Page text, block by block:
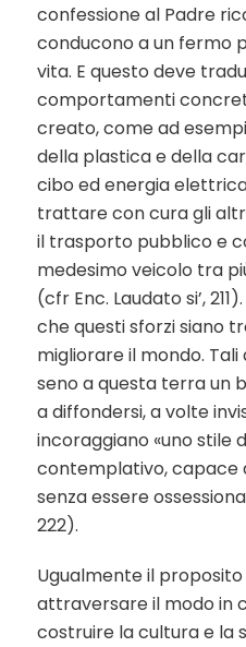
confessione al Padre
conducono a un fermo
vita. E questo deve
comportamenti
creato, come ad
della plastica e della
cibo ed energia
trattare con cura gli
il trasporto pubblico e
medesimo veicolo tra
(cfr Enc. Laudato si’,
che questi sforzi siano
migliorare il mondo.
seno a questa terra un
a diffondersi, a volte
incoraggiano «uno stile
contemplativo, capace
senza essere
222).
Ugualmente il
attraversare il modo in
costruire la cultura e la